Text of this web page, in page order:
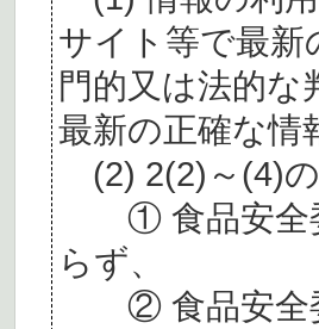
サイト等で最新
門的又は法的な
最新の正確な情
(2) 2(2)～(4)
① 食品安全委
らず、
② 食品安全委